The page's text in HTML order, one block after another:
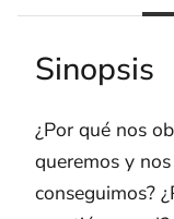
Sinopsis
¿Por qué nos
queremos y
conseguimos?